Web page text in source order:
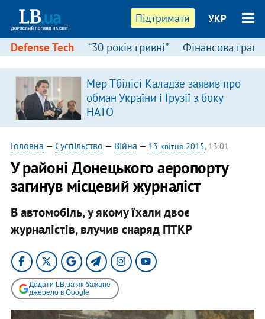
Підтримати УКР
Defense Tech “30 років гривні” Фінансова
Мер Тбілісі Каладзе заявив про
обман України і Грузії з боку
НАТО
Головна — Суспільство — Війна — 13 квітня 2015, 13:01
У районі Донецького аеропорту
загинув місцевий журналіст
В автомобіль, у якому їхали двоє
журналістів, влучив снаряд ПТКР
Додати LB.ua як бажане
джерело в Google